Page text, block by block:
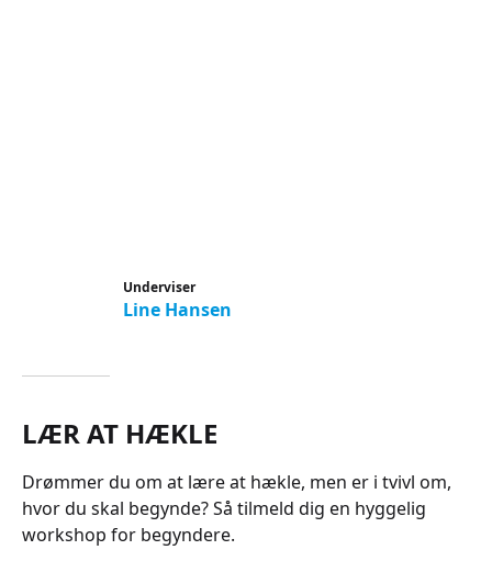
Underviser
Line Hansen
LÆR AT HÆKLE
Drømmer du om at lære at hækle, men er i tvivl om,
hvor du skal begynde? Så tilmeld dig en hyggelig
workshop for begyndere.